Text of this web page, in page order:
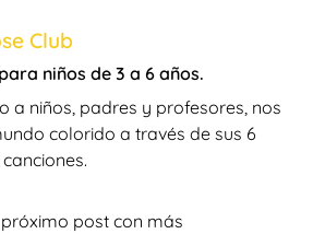
Club
niños de 3 a 6 años.
a niños, padres y profesores, nos
colorido a través de sus 6
post con más